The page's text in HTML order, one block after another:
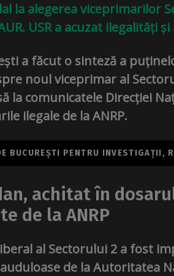
la alegerea viceprimarilor
USR a acuzat ilegalități
a făcut o sinteză a
noul viceprimar al
la comunicatele Direcției
ilegale de la ANRP.
BUCUREȘTI PENTRU INVESTIGAȚII,
achitat în
de la ANRP
al Sectorului 2 a fost
de la Autoritatea